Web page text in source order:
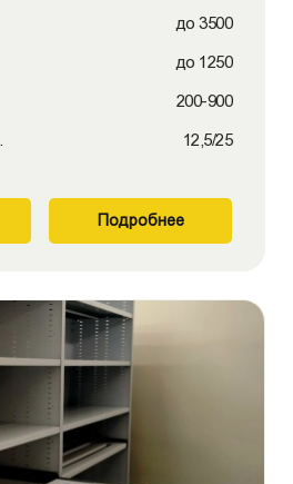
до 3500
до 1250
200-900
12,5/25
Подробнее